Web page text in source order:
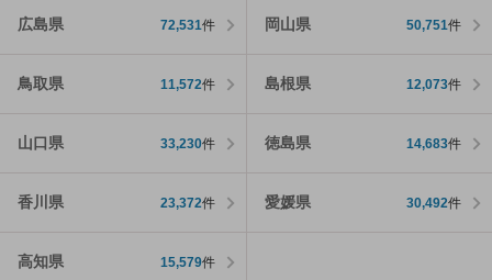
広島県 72,531件 岡山県 50,751件
鳥取県 11,572件 島根県 12,073件
山口県 33,230件 徳島県 14,683件
香川県 23,372件 愛媛県 30,492件
高知県 15,579件